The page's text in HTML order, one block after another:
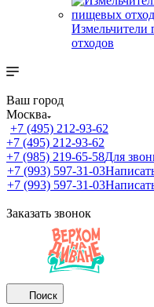
отходов
Ваш город
Москва
+7 (495) 212-93-62
+7 (495) 212-93-62
+7 (985) 219-65-58Для
+7 (993) 597-31-03
+7 (993) 597-31-03
Заказать звонок
Поиск